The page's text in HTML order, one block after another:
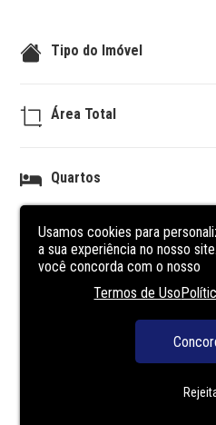
Tipo do Imóvel
Área Total
Quartos
Banheiros
DO
Usamos cookies para
a sua experiência no nosso
você concorda com o nosso
Termos de Uso